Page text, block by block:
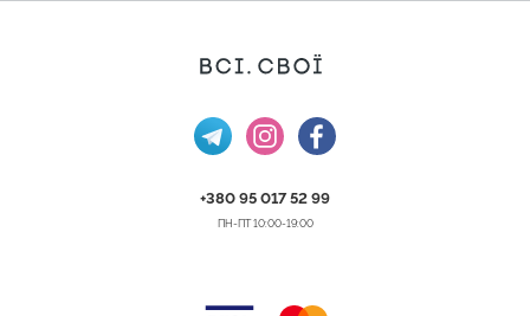
+380 95 017 52 99
ПН-ПТ 10:00-19:00